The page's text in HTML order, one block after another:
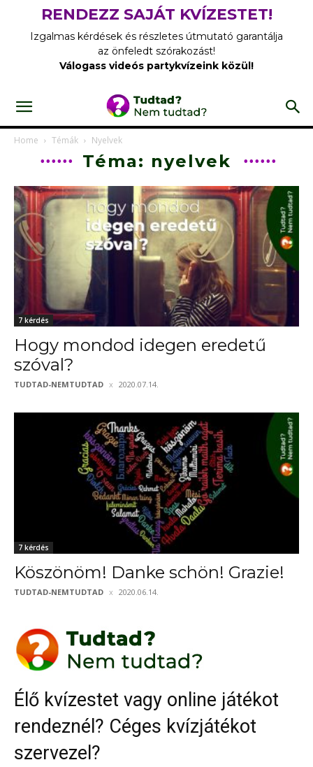
RENDEZZ SAJÁT KVÍZESTET!
Izgalmas kérdések és részletes útmutató garantálja
az önfeledt szórakozást!
Válogass videós partykvízeink közül!
Home Témák Nyelvek
Téma: nyelvek
7 kérdés
Hogy mondod idegen eredetű
szóval?
TUDTAD-NEMTUDTAD 2020.07.14.
7 kérdés
Köszönöm! Danke schön! Grazie!
TUDTAD-NEMTUDTAD 2020.06.14.
Élő kvízestet vagy online játékot
rendeznél? Céges kvízjátékot
szervezel?